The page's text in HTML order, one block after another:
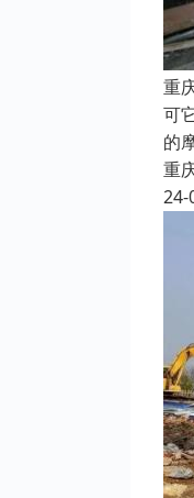
重
可
的
重
24-